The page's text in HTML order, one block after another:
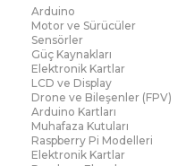
Arduino
Motor ve Sürücüler
Sensörler
Güç Kaynakları
Elektronik Kartlar
LCD ve Display
Drone ve Bileşenler (FPV)
Arduino Kartları
Muhafaza Kutuları
Raspberry Pi Modelleri
Elektronik Kartlar